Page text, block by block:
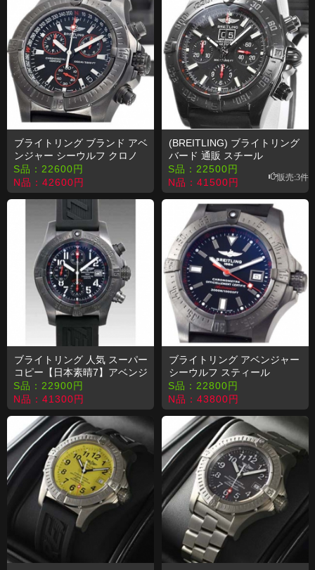
ブライトリング ブランド アベ
ンジャー シーウルフ クロノ
スティール M73390-2022 コ
ピー 時計
S品： 22600円
N品： 42600円
(BREITLING) ブライトリング
バード 通販 スチール
M449B27RRB
S品： 22500円
N品： 41500円
販売:3件
ブライトリング 人気 スーパー
コピー【日本素晴7】アベンジ
ャースカイランドスティール
M338B64DPB
S品： 22900円
N品： 41300円
ブライトリング アベンジャー
シーウルフ スティール
M177B45RPB コピー 時計
S品： 22800円
N品： 43800円